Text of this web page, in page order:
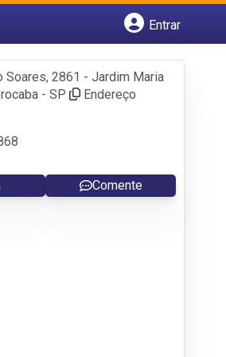
Entrar
Soares, 2861 - Jardim Maria
- SP
Endereço
Comente